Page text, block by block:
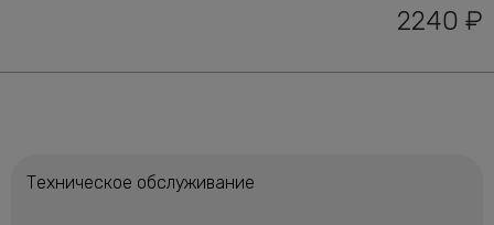
2240 ₽
Техническое обслуживание